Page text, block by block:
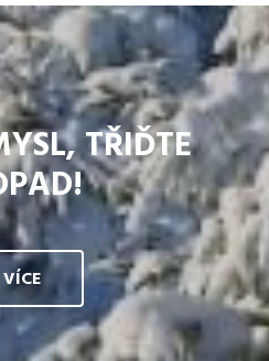
TŘIĎTE
VÍCE